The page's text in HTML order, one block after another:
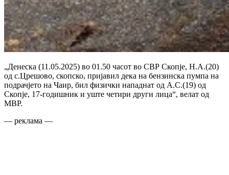
„Денеска (11.05.2025) во 01.50 часот во СВР Скопје, Н.А.(20)
од с.Црешово, скопско, пријавил дека на бензинска пумпа на
подрачјето на Чаир, бил физички нападнат од А.С.(19) од
Скопје, 17-годишник и уште четири други лица“, велат од
МВР.
— реклама —